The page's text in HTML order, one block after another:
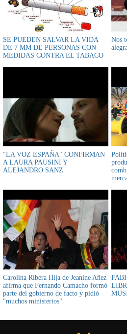
SE PUEDEN SALVAR LA VIDA
DE 7 MM DE PERSONAS CON
MEDIDAS CONTRA EL TABACO
Nos
"LA VOZ ESPAÑA" CONFIRMAN
A LAURA PAUSINI Y
ALEJANDRO SANZ
Carolina Ribera Hija de Jeanine Añez
afirma que Fernando Camacho formó
parte del gobierno de facto y pidió
"muchos ministerios"